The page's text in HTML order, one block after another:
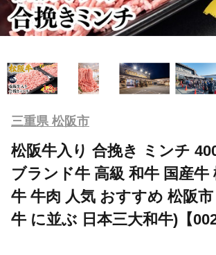
三重県 松阪市
松阪牛入り 合挽き ミンチ
ブランド牛 高級 和牛 国産牛
牛 牛肉 人気 おすすめ 松阪
牛 に並ぶ 日本三大和牛)【